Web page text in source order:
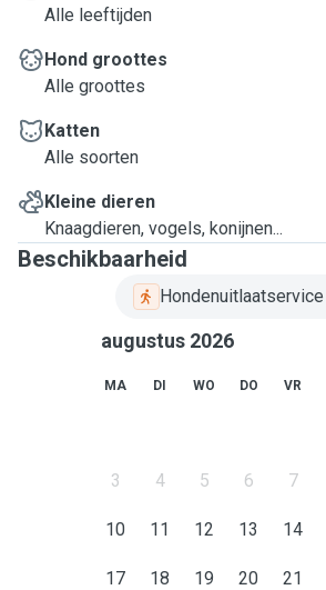
Alle leeftijden
Hond groottes
Alle groottes
Katten
Alle soorten
Kleine dieren
Knaagdieren, vogels, konijnen...
Beschikbaarheid
Hondenuitlaatservice
augustus 2026
MA DI WO DO VR
3 4 5 6 7
10 11 12 13 14
17 18 19 20 21